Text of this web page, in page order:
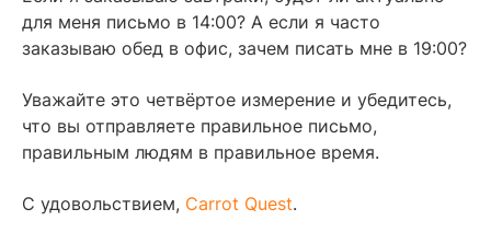
для меня письмо в 14:00? А если я часто
заказываю обед в офис, зачем писать мне в 19:00?
Уважайте это четвёртое измерение и убедитесь,
что вы отправляете правильное письмо,
правильным людям в правильное время.
С удовольствием, Carrot Quest.